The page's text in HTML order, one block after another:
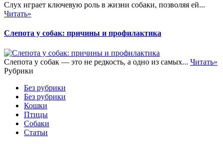
Слух играет ключевую роль в жизни собаки, позволяя ей...
Читать»
Слепота у собак: причины и профилактика
Слепота у собак — это не редкость, а одно из самых... Читать»
Рубрики
Без рубрики
Без рубрики
Кошки
Птицы
Собаки
Статьи